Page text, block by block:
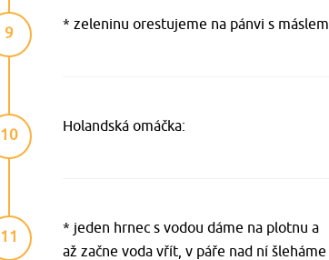
9 * zeleninu orestujeme na pánvi s máslem
10 Holandská omáčka:
11
* jeden hrnec s vodou dáme na plotnu a
až začne voda vřít, v páře nad ní šleháme